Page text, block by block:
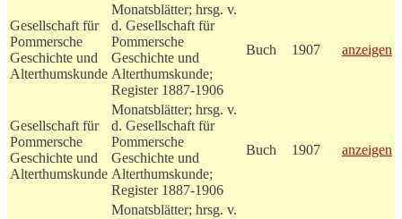
Gesellschaft für
Pommersche
Geschichte und
Alterthumskunde
Monatsblätter; hrsg. v.
d. Gesellschaft für
Pommersche
Geschichte und
Alterthumskunde;
Register 1887-1906
Buch 1907 anzeigen
Gesellschaft für
Pommersche
Geschichte und
Alterthumskunde
Monatsblätter; hrsg. v.
d. Gesellschaft für
Pommersche
Geschichte und
Alterthumskunde;
Register 1887-1906
Buch 1907 anzeigen
Monatsblätter; hrsg. v.